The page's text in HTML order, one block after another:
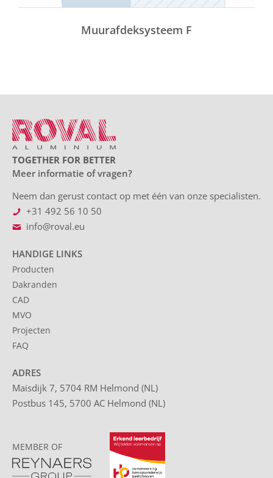
Muurafdeksysteem F
TOGETHER FOR BETTER
Meer informatie of vragen?
Neem dan gerust contact op met één van onze specialisten.
+31 492 56 10 50
info@roval.eu
HANDIGE LINKS
Producten
Dakranden
CAD
MVO
Projecten
FAQ
ADRES
Maisdijk 7, 5704 RM Helmond (NL)
Postbus 145, 5700 AC Helmond (NL)
MEMBER OF